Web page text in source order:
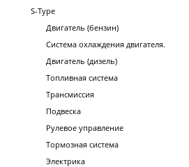
S-Type
Двигатель (бензин)
Система охлаждения двигателя.
Двигатель (дизель)
Топливная система
Трансмиссия
Подвеска
Рулевое управление
Тормозная система
Электрика